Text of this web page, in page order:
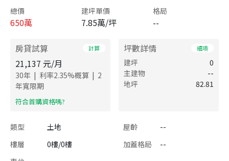
總價
650萬
建坪單價
7.85萬/坪
格局
--
房貸試算 計算
21,137 元/月
30年 | 利率2.35%概算 | 2
年寬限期
​符合首購資格嗎?
坪數詳情 細項
建坪
0
主建物
--
地坪
82.81
類型 土地 屋齡
--
樓層
0樓/0樓 加蓋格局
--